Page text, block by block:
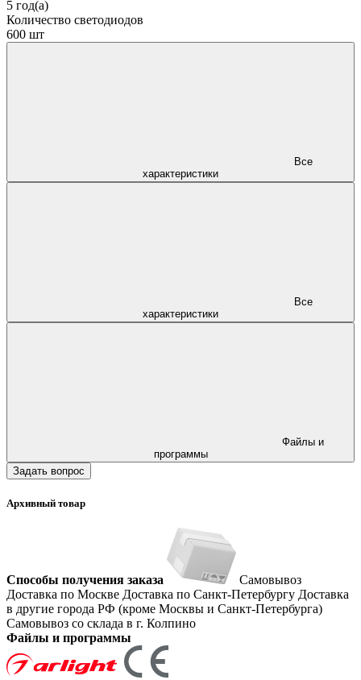
5 год(а)
Количество светодиодов
600 шт
характеристики
характеристики
программы
Задать вопрос
Архивный товар
Способы получения заказа
Самовывоз
Доставка по Москве Доставка по Санкт-Петербургу Доставка
в другие города РФ (кроме Москвы и Санкт-Петербурга)
Самовывоз со склада в г. Колпино
Файлы и программы